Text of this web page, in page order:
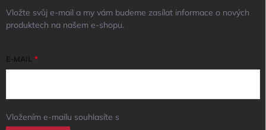
Vložte svůj e-mail a my vám budeme zasílat informace o nových
produktech na našem e-shopu.
E-MAIL
Vložením e-mailu souhlasíte s